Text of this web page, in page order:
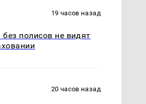
19 часов назад
без полисов не видят
20 часов назад